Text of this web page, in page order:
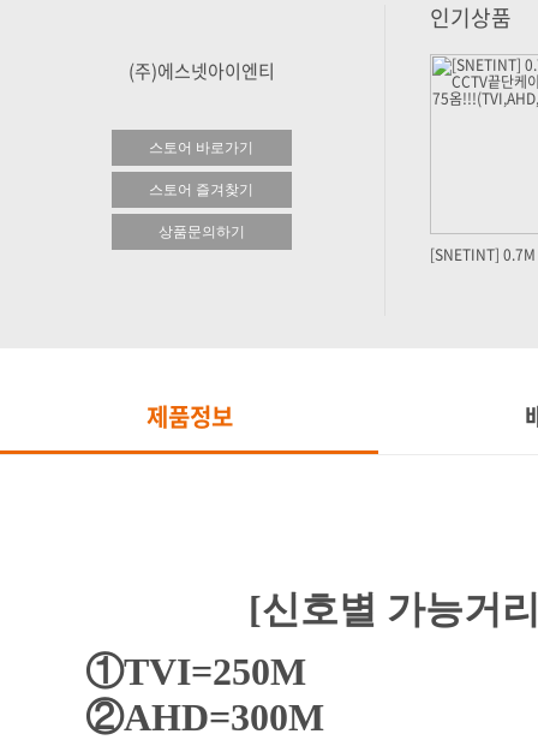
(주)에스넷아이엔티
스토어 바로가기
스토어 즐겨찾기
상품문의하기
인기상품
제품정보
[신호별 가능거
①TVI=250M
②AHD=300M